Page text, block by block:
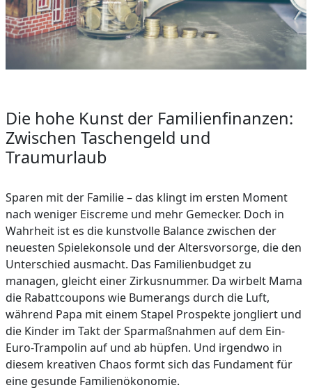
Die hohe Kunst der Familienfinanzen:
Zwischen Taschengeld und
Traumurlaub
Sparen mit der Familie – das klingt im ersten Moment
nach weniger Eiscreme und mehr Gemecker. Doch in
Wahrheit ist es die kunstvolle Balance zwischen der
neuesten Spielekonsole und der Altersvorsorge, die den
Unterschied ausmacht. Das Familienbudget zu
managen, gleicht einer Zirkusnummer. Da wirbelt Mama
die Rabattcoupons wie Bumerangs durch die Luft,
während Papa mit einem Stapel Prospekte jongliert und
die Kinder im Takt der Sparmaßnahmen auf dem Ein-
Euro-Trampolin auf und ab hüpfen. Und irgendwo in
diesem kreativen Chaos formt sich das Fundament für
eine gesunde Familienökonomie.